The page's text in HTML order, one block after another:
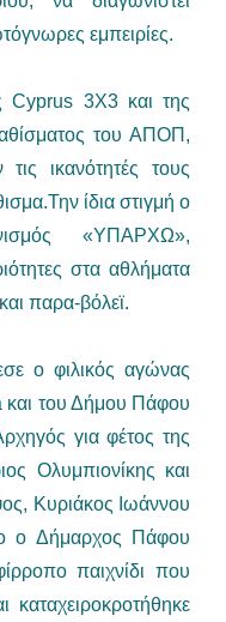
εμπειρίες.
Cyprus 3X3 και της
του ΑΠΟΠ,
ικανότητές τους
ίδια στιγμή ο
«ΥΠΑΡΧΩ»,
στα αθλήματα
παρα-βόλεϊ.
ο φιλικός αγώνας
και του Δήμου Πάφου
για φέτος της
Ολυμπιονίκης και
Κυριάκος Ιωάννου
ο Δήμαρχος Πάφου
παιχνίδι που
καταχειροκροτήθηκε